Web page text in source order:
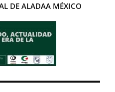
DE ALADAA MÉXICO